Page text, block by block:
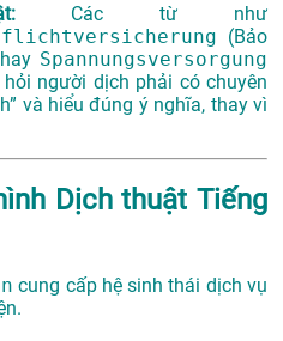
Các từ như
(Bảo
Spannungsversorgung
người dịch phải có chuyên
và hiểu đúng ý nghĩa, thay vì
Dịch thuật Tiếng
cung cấp hệ sinh thái dịch vụ